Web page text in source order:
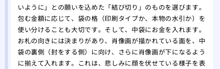
いように」との願いを込めた「結び切り」のものを選びます。
包む金額に応じて、袋の格（印刷タイプか、本物の水引か）を
使い分けることも大切です。そして、中袋にお金を入れます。
お札の向きには決まりがあり、肖像画が描かれている面を、中
袋の裏側（封をする側）に向け、さらに肖像画が下になるよう
に揃えて入れます。これは、悲しみに顔を伏せている様子を表